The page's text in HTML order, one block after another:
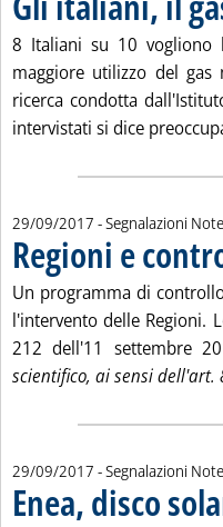
8 Italiani su 10 vogliono
maggiore utilizzo del
ricerca condotta
intervistati si dice
29/09/2017 - Segnalazioni
Regioni e
Un programma di
l'intervento delle Regioni.
212 dell'11 settembre
scientifico, ai sensi dell'art.
29/09/2017 - Segnalazioni
Enea, disco